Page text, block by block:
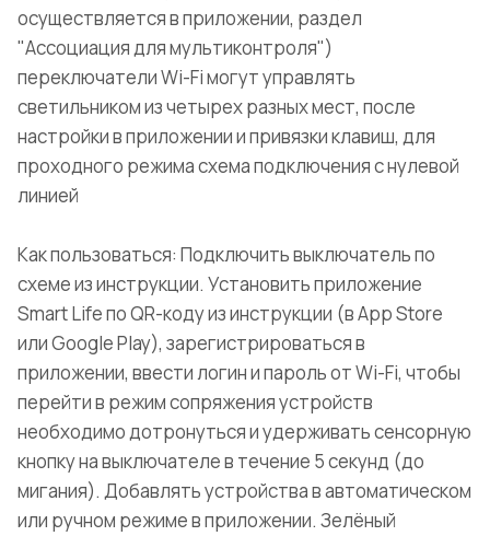
осуществляется в приложении, раздел
"Ассоциация для мультиконтроля")
переключатели Wi-Fi могут управлять
светильником из четырех разных мест, после
настройки в приложении и привязки клавиш, для
проходного режима схема подключения с нулевой
линией
Как пользоваться: Подключить выключатель по
схеме из инструкции. Установить приложение
Smart Life по QR-коду из инструкции (в App Store
или Google Play), зарегистрироваться в
приложении, ввести логин и пароль от Wi-Fi, чтобы
перейти в режим сопряжения устройств
необходимо дотронуться и удерживать сенсорную
кнопку на выключателе в течение 5 секунд (до
мигания). Добавлять устройства в автоматическом
или ручном режиме в приложении. Зелёный